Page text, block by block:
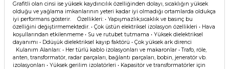
Grafitli olan cinsi ise yüksek kaydırıcılık özelliğinden dolayı, sıcaklığın yüksek
olduğu ve yağlama imkanlarının yeteri kadar iyi olmadığı ortamlarda oldukça
iyi performans gösterir. Özellikleri: • Yapışmazlık,sıcaklık ve basınç bu
özelliğini değiştirmemektedir. • Çok üstün elektriksel izolasyon özellikleri • Hava
koşullarından etkilenmeme • Su ve rutubet tutmama • Yüksek dielektriksel
dayanımı • Ddüşük dielektriksel kayıp faktörü • Çok yüksek ark direnci
Kulanım Alanları: • Her türlü kablo izolasyonları ve makaronlar • Trafo, röle,
anten, transformatör, radar parçaları, bağlantı parçaları, bobin, jeneratör vb.
izolasyonları • Yüksek gerilim izolatörleri • Kapasitör ve transformatörler için